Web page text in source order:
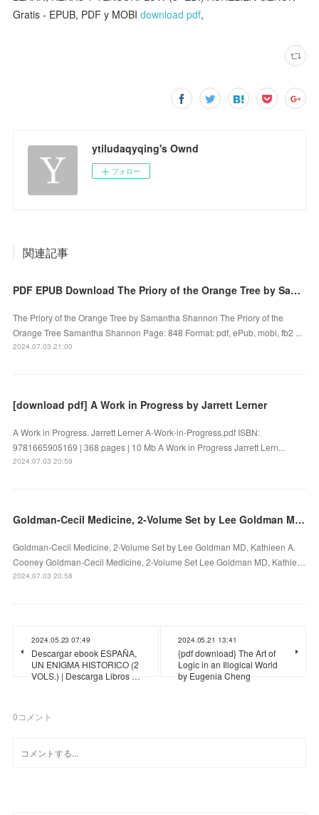
Gratis - EPUB, PDF y MOBIdownload pdf,
ytiludaqyqing's Ownd
フォロー
関連記事
PDF EPUB Download The Priory of the Orange Tree by Samantha Shannon Full Book
The Priory of the Orange Tree by Samantha Shannon The Priory of the
Orange Tree Samantha Shannon Page: 848 Format: pdf, ePub, mobi, fb2 ...
2024.07.03 21:00
[download pdf] A Work in Progress by Jarrett Lerner
A Work in Progress. Jarrett Lerner A-Work-in-Progress.pdf ISBN:
9781665905169 | 368 pages | 10 Mb A Work in Progress Jarrett Lern...
2024.07.03 20:59
Goldman-Cecil Medicine, 2-Volume Set by Lee Goldman MD, Kathleen A. Cooney on Audiobook New
Goldman-Cecil Medicine, 2-Volume Set by Lee Goldman MD, Kathleen A.
Cooney Goldman-Cecil Medicine, 2-Volume Set Lee Goldman MD, Kathle…
2024.07.03 20:58
2024.05.23 07:49
Descargar ebook ESPAÑA,
UN ENIGMA HISTORICO (2
VOLS.) | Descarga Libros …
2024.05.21 13:41
{pdf download} The Art of
Logic in an Illogical World
by Eugenia Cheng
0コメント